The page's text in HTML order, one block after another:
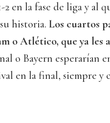
en la fase de liga y al
historia. Los cuartos
o Atlético, que ya les
o Bayern esperarían
en la final, siempre y